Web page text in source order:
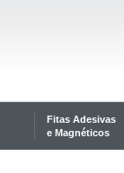
Fitas Adesivas
e Magnéticos